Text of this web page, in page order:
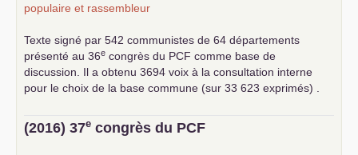
populaire et rassembleur
Texte signé par 542 communistes de 64 départements
présenté au 36e congrès du PCF comme base de
discussion. Il a obtenu 3694 voix à la consultation interne
pour le choix de la base commune (sur 33 623 exprimés) .
(2016) 37e congrès du PCF